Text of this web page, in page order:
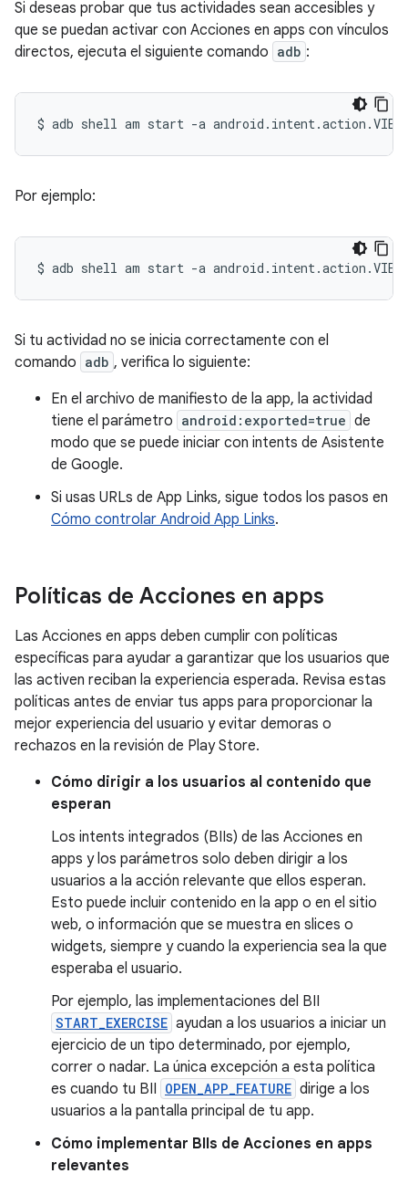
Si deseas probar que tus actividades sean accesibles y
que se puedan activar con Acciones en apps con vínculos
directos, ejecuta el siguiente comando adb :
$ adb shell am start -a android.intent.action.VIEW
Por ejemplo:
$ adb shell am start -a android.intent.action.VIEW
Si tu actividad no se inicia correctamente con el
comando adb , verifica lo siguiente:
En el archivo de manifiesto de la app, la actividad
tiene el parámetro android:exported=true de
modo que se puede iniciar con intents de Asistente
de Google.
Si usas URLs de App Links, sigue todos los pasos en
Cómo controlar Android App Links.
Políticas de Acciones en apps
Las Acciones en apps deben cumplir con políticas
específicas para ayudar a garantizar que los usuarios que
las activen reciban la experiencia esperada. Revisa estas
políticas antes de enviar tus apps para proporcionar la
mejor experiencia del usuario y evitar demoras o
rechazos en la revisión de Play Store.
Cómo dirigir a los usuarios al contenido que
esperan
Los intents integrados (BIIs) de las Acciones en
apps y los parámetros solo deben dirigir a los
usuarios a la acción relevante que ellos esperan.
Esto puede incluir contenido en la app o en el sitio
web, o información que se muestra en slices o
widgets, siempre y cuando la experiencia sea la que
esperaba el usuario.
Por ejemplo, las implementaciones del BII
START_EXERCISE ayudan a los usuarios a iniciar un
ejercicio de un tipo determinado, por ejemplo,
correr o nadar. La única excepción a esta política
es cuando tu BII OPEN_APP_FEATURE dirige a los
usuarios a la pantalla principal de tu app.
Cómo implementar BIIs de Acciones en apps
relevantes